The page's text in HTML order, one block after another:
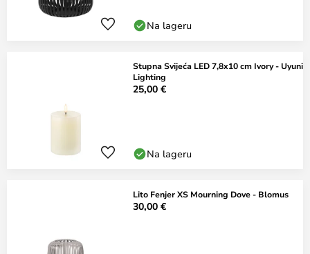
Na lageru
Stupna Svijeća LED 7,8x10 cm Ivory - Uyuni
Lighting
25,00 €
Na lageru
Lito Fenjer XS Mourning Dove - Blomus
30,00 €